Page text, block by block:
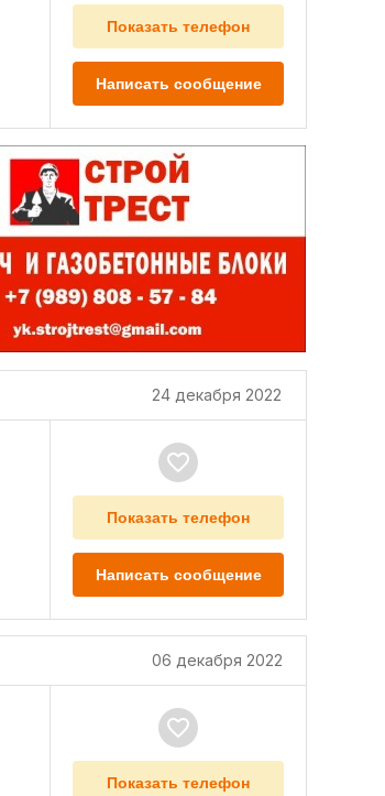
Показать телефон
Написать сообщение
24 декабря 2022
Показать телефон
Написать сообщение
06 декабря 2022
Показать телефон